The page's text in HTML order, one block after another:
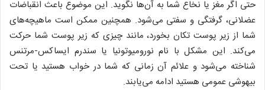
حتی اگر مغز یا نخاع شما به آن‌ها نگوید. این موضوع باعث انقباضات
عضلانی، گرفتگی و سفتی می‌شود. همچنین ممکن است ماهیچه‌های
شما از زیر پوست تکان بخورد، مانند چیزی که زیر پوست شما حرکت
می‌کند. این مشکل با نام نورومیوتونیا یا سندرم ایساکس-مرتنس
شناخته می‌شود و علائم آن زمانی که شما در خواب هستید یا تحت
بیهوشی عمومی هستید ادامه می‌یابند.